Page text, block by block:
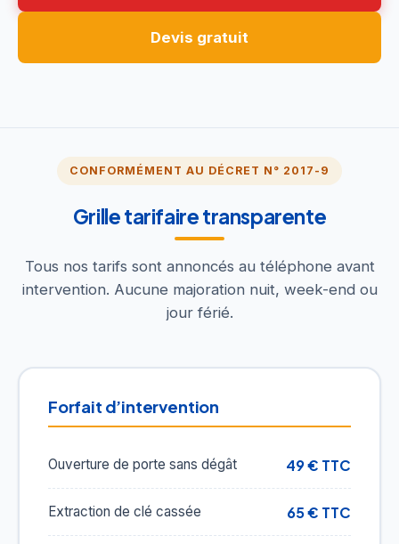
Devis gratuit
CONFORMÉMENT AU DÉCRET N° 2017-9
Grille tarifaire transparente
Tous nos tarifs sont annoncés au téléphone avant
intervention. Aucune majoration nuit, week-end ou
jour férié.
Forfait d’intervention
Ouverture de porte sans dégât 49 € TTC
Extraction de clé cassée 65 € TTC